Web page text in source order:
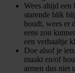
Wees altijd een
starende blik
houdt, wees er
eens zou
een verhaaltje
Doe alsof je
maakt en/of
armen dus niet